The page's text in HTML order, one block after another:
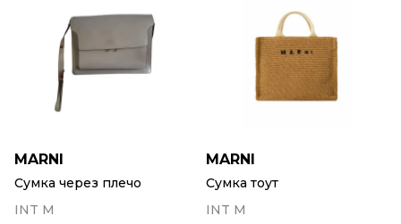
MARNI
Сумка через плечо
INT M
MARNI
Сумка тоут
INT M